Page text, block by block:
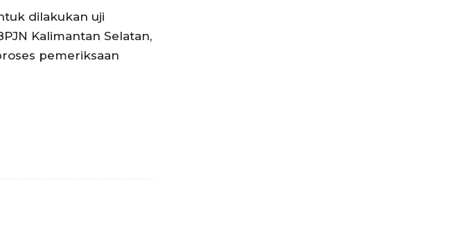
dilakukan uji
Kalimantan Selatan,
pemeriksaan